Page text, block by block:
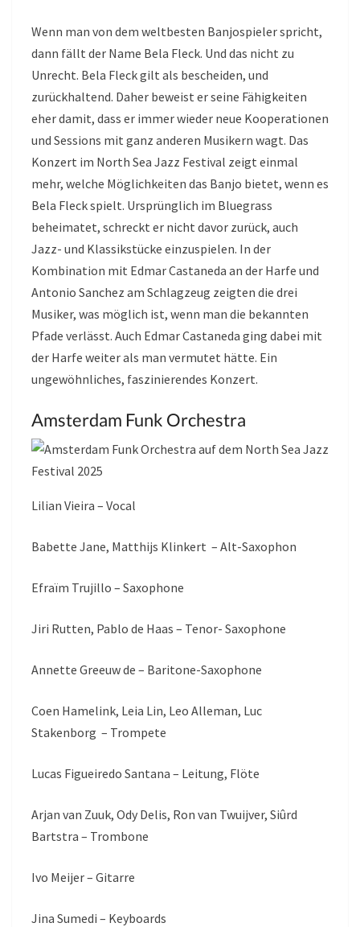
Wenn man von dem weltbesten Banjospieler spricht,
dann fällt der Name Bela Fleck. Und das nicht zu
Unrecht. Bela Fleck gilt als bescheiden, und
zurückhaltend. Daher beweist er seine Fähigkeiten
eher damit, dass er immer wieder neue Kooperationen
und Sessions mit ganz anderen Musikern wagt. Das
Konzert im North Sea Jazz Festival zeigt einmal
mehr, welche Möglichkeiten das Banjo bietet, wenn es
Bela Fleck spielt. Ursprünglich im Bluegrass
beheimatet, schreckt er nicht davor zurück, auch
Jazz- und Klassikstücke einzuspielen. In der
Kombination mit Edmar Castaneda an der Harfe und
Antonio Sanchez am Schlagzeug zeigten die drei
Musiker, was möglich ist, wenn man die bekannten
Pfade verlässt. Auch Edmar Castaneda ging dabei mit
der Harfe weiter als man vermutet hätte. Ein
ungewöhnliches, faszinierendes Konzert.
Amsterdam Funk Orchestra
Lilian Vieira – Vocal
Babette Jane, Matthijs Klinkert – Alt-Saxophon
Efraïm Trujillo – Saxophone
Jiri Rutten, Pablo de Haas – Tenor- Saxophone
Annette Greeuw de – Baritone-Saxophone
Coen Hamelink, Leia Lin, Leo Alleman, Luc
Stakenborg – Trompete
Lucas Figueiredo Santana – Leitung, Flöte
Arjan van Zuuk, Ody Delis, Ron van Twuijver, Siûrd
Bartstra – Trombone
Ivo Meijer – Gitarre
Jina Sumedi – Keyboards